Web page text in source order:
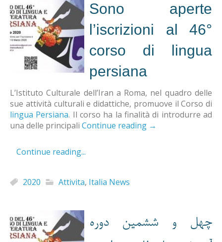
Sono aperte
l’iscrizioni al 46°
corso di lingua
persiana
L’Istituto Culturale dell’Iran a Roma, nel quadro delle
sue attività culturali e didattiche, promuove il Corso di
lingua Persiana. Il corso ha la finalità di introdurre ad
una delle principali Continue reading →
Continue reading...
2020 Attivita, Italia News
چهل و ششمین دوره